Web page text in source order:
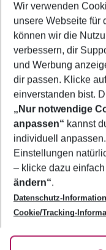
Urlaub Ayia
Flug & Hotel
Frübucher
Last Minute
Footer
Footer navigation
Über uns
AGB
Bestpreisgarantie
Cookie-Einstellungen
Cookie-Richtlinie
Agenturbetreuung
Barrierefreies Reisen
Folge uns
Wir verwenden
unsere Webseite für
können wir die
verbessern, dir
und Werbung
dir passen. Klicke
einverstanden bist.
„Nur notwendige
anpassen“ kannst
individuell
Einstellungen
– klicke dazu
ändern“.
Datenschutz-
Cookie/Tracking-